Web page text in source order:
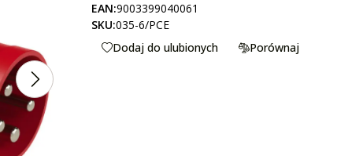
EAN:9003399040061
SKU:035-6/PCE
Dodaj do ulubionych
Porównaj